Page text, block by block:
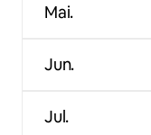
Mai.
Jun.
Jul.